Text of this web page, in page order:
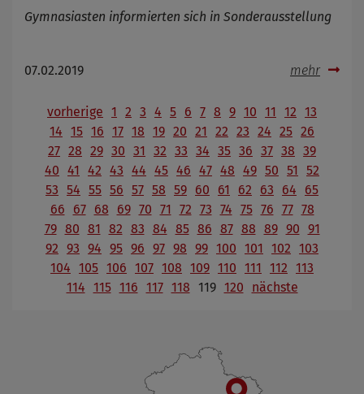
Gymnasiasten informierten sich in Sonderausstellung
07.02.2019 mehr
vorherige 1 2 3 4 5 6 7 8 9 10 11 12 13
14 15 16 17 18 19 20 21 22 23 24 25 26
27 28 29 30 31 32 33 34 35 36 37 38 39
40 41 42 43 44 45 46 47 48 49 50 51
52
53 54 55 56 57 58 59 60 61 62 63 64
65
66
67 68 69 70 71 72 73 74 75 76 77 78
79 80 81 82 83 84 85 86 87 88 89 90 91
92 93 94 95 96 97 98 99 100 101 102 103
104 105 106 107 108 109 110 111 112 113
114 115 116 117 118 119 120 nächste